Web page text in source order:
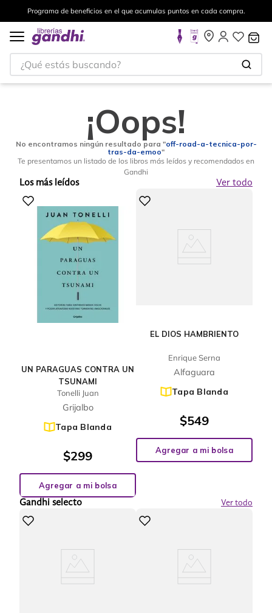
Programa de beneficios en el que acumulas puntos en cada compra.
¿Qué estás buscando?
¡Oops!
No encontramos ningún resultado para "off-road-a-tecnica-por-
tras-da-emoo"
Te presentamos un listado de los libros más leídos y recomendados en
Gandhi
Los más leídos Ver todo
UN PARAGUAS CONTRA UN
TSUNAMI
Tonelli Juan
Grijalbo
Tapa Blanda
$299
Agregar a mi bolsa
EL DIOS HAMBRIENTO
Enrique Serna
Alfaguara
Tapa Blanda
$549
Agregar a mi bolsa
Gandhi selecto Ver todo